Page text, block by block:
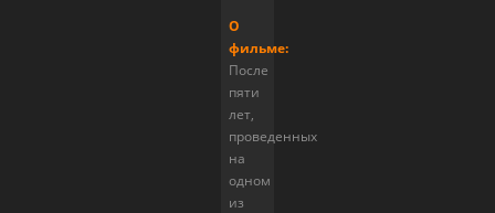
О
фильме:
После
пяти
лет,
проведенных
на
одном
из